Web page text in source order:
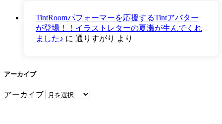
TintRoomパフォーマーを応援するTintアバター
が登場！！イラストレターの夏瀬が生んでくれ
ました♪ に 通りすがり より
アーカイブ
アーカイブ